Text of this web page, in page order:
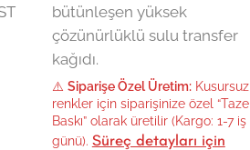
bütünleşen yüksek
çözünürlüklü sulu transfer
kağıdı.
⚠️ Siparişe Özel Üretim:Kusursuz
renkler için siparişinize özel “Taze
Baskı” olarak üretilir (Kargo: 1-7 iş
günü). Süreç detayları için